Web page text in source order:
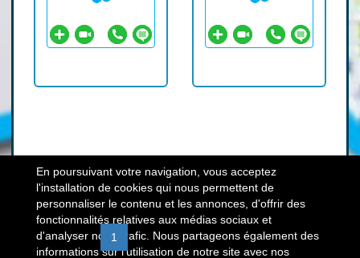
« 1 2 3 4 5 6 »
En poursuivant votre navigation, vous acceptez
l'installation de cookies qui nous permettent de
personnaliser le contenu et les annonces, d'offrir des
fonctionnalités relatives aux médias sociaux et
d'analyser notre trafic. Nous partageons également des
informations sur l'utilisation de notre site avec nos